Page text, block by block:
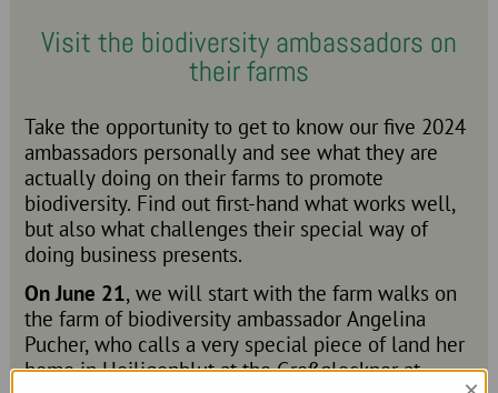
Visit the biodiversity ambassadors on
their farms
Take the opportunity to get to know our five 2024
ambassadors personally and see what they are
actually doing on their farms to promote
biodiversity. Find out first-hand what works well,
but also what challenges their special way of
doing business presents.
On June 21, we will start with the farm walks on
the farm of biodiversity ambassador Angelina
Pucher, who calls a very special piece of land her
home in Heiligenblut at the Großglockner at